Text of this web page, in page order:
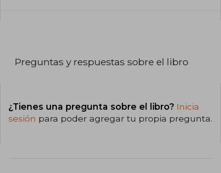
Preguntas y respuestas sobre el libro
¿Tienes una pregunta sobre el libro? Inicia
sesión para poder agregar tu propia pregunta.